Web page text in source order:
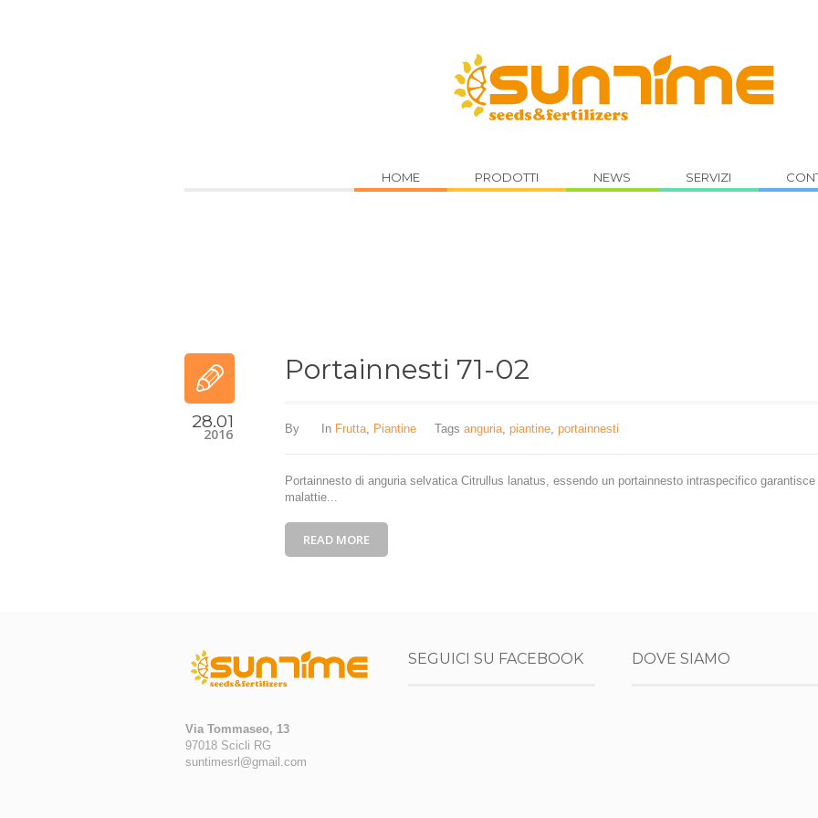
HOME PRODOTTI NEWS SERVIZI
28.01
2016
Portainnesti 71-02
By In Frutta, Piantine Tags anguria, piantine, portainnesti
Portainnesto di anguria selvatica Citrullus lanatus, essendo un portainnesto intraspecifico
malattie...
READ MORE
Via Tommaseo, 13
97018 Scicli RG
suntimesrl@gmail.com
SEGUICI SU FACEBOOK DOVE SIAMO